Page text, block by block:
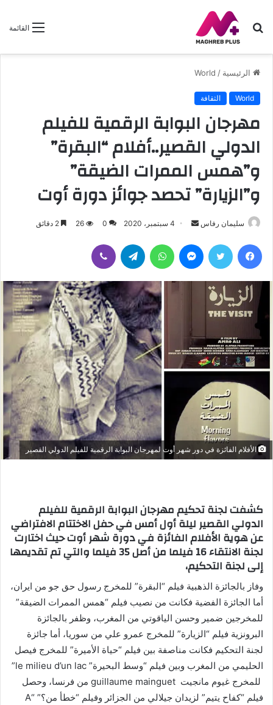
القائمة
بحث
عن
الرئيسية /
World
World الثقافة
مهرجان البوابة الرقمية للفيلم
الدولي القصير..أفلام “البقرة”
و”همس الممرات الضيقة”
و”الزيارة” تحصد جوائز دورة أوت
سليمان رفاس
س
ل
ب
إ
ل
ت
ن
ي
4 سبتمبر، 2020 0
26
الأفلام الفائزة في دور شهر أوت لمهرجان البوابة الرقمية للفيلم الدولي القصير
كشفت لجنة تحكيم مهرجان البوابة الرقمية للفيلم
الدولي القصير ليلة أول أمس في حفل الاختتام الافتراضي
عن هوية الأفلام الفائزة في دورة شهر أوت حيث اختارت
لجنة الانتقاء 16 فيلما من أصل 35 فيلما والتي تم تقديمها
إلى لجنة التحكيم،
وفاز بالجائزة الذهبية فيلم “البقرة” للمخرج رسول حق جو من ايران،
أما الجائزة الفضية فكانت من نصيب فيلم “همس الممرات الضيقة”
للمخرجين ضمير وحسن الياقوتي من المغرب، وظفر بالجائزة
البرونزية فيلم “الزيارة” للمخرج عمرو علي من سوريا، أما جائزة
لجنة التحكيم فكانت مناصفة بين فيلم “حياة الأميرة” للمخرج فيصل
الحليمي من المغرب وبين فيلم “وسط البحيرة” le milieu d’un lac”
للمخرج غيوم مانجيت guillaume mainguet من فرنسا، وحصل
فيلم “كفاح يتيم” لزيدان جيلالي من الجزائر وفيلم “خطأ من؟” “A